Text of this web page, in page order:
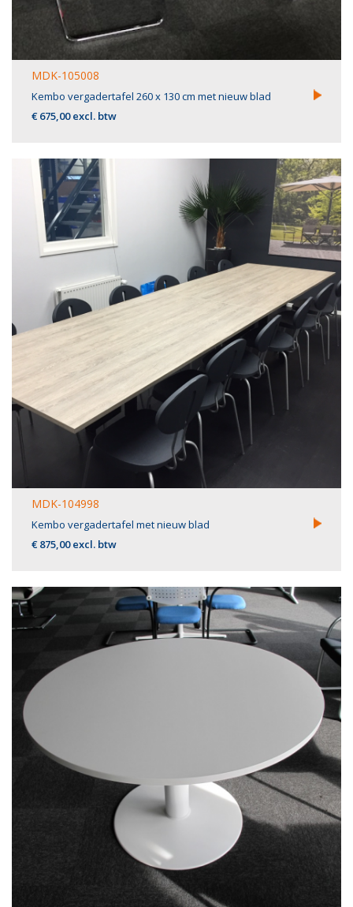
MDK-105008
Kembo vergadertafel 260 x 130 cm met nieuw blad
€ 675,00 excl. btw
MDK-104998
Kembo vergadertafel met nieuw blad
€ 875,00 excl. btw